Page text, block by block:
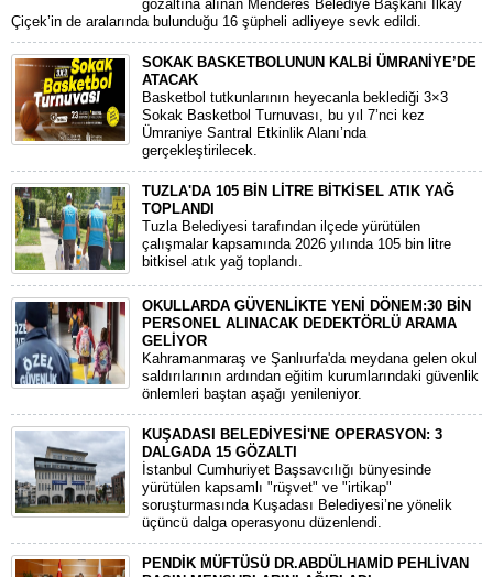
gözaltına alınan Menderes Belediye Başkanı İlkay
Çiçek’in de aralarında bulunduğu 16 şüpheli adliyeye sevk edildi.
SOKAK BASKETBOLUNUN KALBİ ÜMRANİYE’DE
ATACAK
Basketbol tutkunlarının heyecanla beklediği 3×3
Sokak Basketbol Turnuvası, bu yıl 7’nci kez
Ümraniye Santral Etkinlik Alanı’nda
gerçekleştirilecek.
TUZLA'DA 105 BİN LİTRE BİTKİSEL ATIK YAĞ
TOPLANDI
Tuzla Belediyesi tarafından ilçede yürütülen
çalışmalar kapsamında 2026 yılında 105 bin litre
bitkisel atık yağ toplandı.
OKULLARDA GÜVENLİKTE YENİ DÖNEM:30 BİN
PERSONEL ALINACAK DEDEKTÖRLÜ ARAMA
GELİYOR
​Kahramanmaraş ve Şanlıurfa'da meydana gelen okul
saldırılarının ardından eğitim kurumlarındaki güvenlik
önlemleri baştan aşağı yenileniyor.
KUŞADASI BELEDİYESİ'NE OPERASYON: 3
DALGADA 15 GÖZALTI
​İstanbul Cumhuriyet Başsavcılığı bünyesinde
yürütülen kapsamlı "rüşvet" ve "irtikap"
soruşturmasında Kuşadası Belediyesi’ne yönelik
üçüncü dalga operasyonu düzenlendi.
PENDİK MÜFTÜSÜ DR.ABDÜLHAMİD PEHLİVAN